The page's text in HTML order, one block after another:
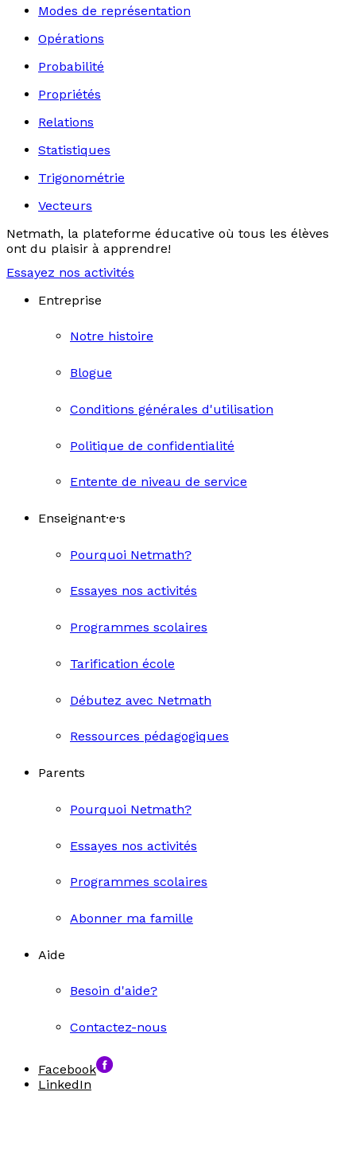
Modes de représentation
Opérations
Probabilité
Propriétés
Relations
Statistiques
Trigonométrie
Vecteurs
Netmath, la plateforme éducative où tous les élèves
ont du plaisir à apprendre!
Essayez nos activités
Entreprise
Notre histoire
Blogue
Conditions générales d'utilisation
Politique de confidentialité
Entente de niveau de service
Enseignant·e·s
Pourquoi Netmath?
Essayes nos activités
Programmes scolaires
Tarification école
Débutez avec Netmath
Ressources pédagogiques
Parents
Pourquoi Netmath?
Essayes nos activités
Programmes scolaires
Abonner ma famille
Aide
Besoin d'aide?
Contactez-nous
Facebook
LinkedIn